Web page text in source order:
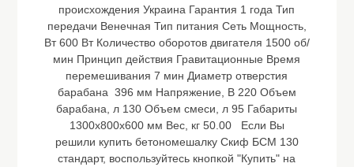
происхождения Украина Гарантия 1 года Тип
передачи Венечная Тип питания Сеть Мощность,
Вт 600 Вт Количество оборотов двигателя 1500 об/
мин Принцип действия Гравитационные Время
перемешивания 7 мин Диаметр отверстия
барабана 396 мм Напряжение, В 220 Объем
барабана, л 130 Объем смеси, л 95 Габариты
1300х800х600 мм Вес, кг 50.00 Если Вы
решили купить бетономешалку Скиф БСМ 130
стандарт, воспользуйтесь кнопкой "Купить" на